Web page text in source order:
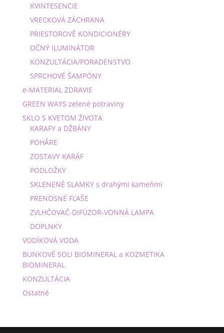
KVINTESENCIE
VRECKOVÁ ZÁCHRANA
PRIESTOROVÉ KONDICIONÉRY
OČNÝ ILUMINÁTOR
KONZULTÁCIA/PORADENSTVO
SPRCHOVÉ ŠAMPÓNY
e-MATERIAL ZDRAVIE
GREEN WAYS zelené potraviny
SKLO S KVETOM ŽIVOTA
KARAFY a DŽBÁNY
POHÁRE
ZOSTAVY KARÁF
PODLOŽKY
SKLENENÉ SLAMKY s drahými kameňmi
PRENOSNÉ FĽAŠE
ZVLHČOVAČ-DIFÚZOR-VONNÁ LAMPA
DOPLNKY
VODÍKOVÁ VODA
BUNKOVÉ SOLI BIOMINERAL a KOZMETIKA
BIOMINERAL
KONZULTÁCIA
Ostatné